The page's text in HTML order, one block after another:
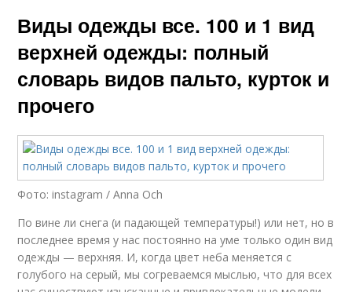
Виды одежды все. 100 и 1 вид
верхней одежды: полный
словарь видов пальто, курток и
прочего
Фото: instagram / Anna Och
По вине ли снега (и падающей температуры!) или нет, но в
последнее время у нас постоянно на уме только один вид
одежды — верхняя. И, когда цвет неба меняется с
голубого на серый, мы согреваемся мыслью, что для всех